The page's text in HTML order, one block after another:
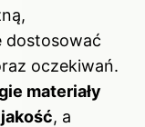
dostosować
oczekiwań.
materiały
, a